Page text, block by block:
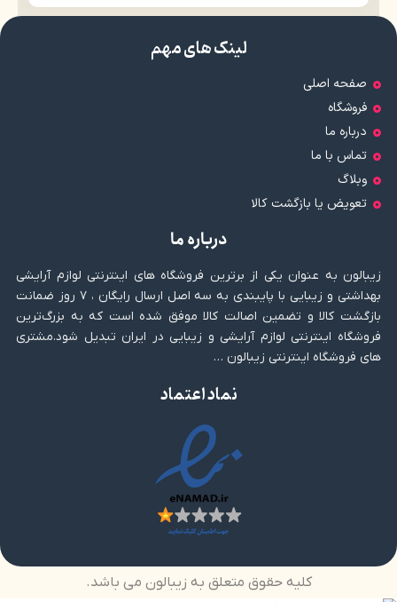
لینک های مهم
صفحه اصلی
فروشگاه
درباره ما
تماس با ما
وبلاگ
تعویض یا بازگشت کالا
درباره ما
زیبالون به عنوان یکی از برترین فروشگاه های اینترنتی لوازم آرایشی
بهداشتی و زیبایی با پایبندی به سه اصل ارسال رایگان ، ۷ روز ضمانت
بازگشت کالا و تضمین اصالت کالا موفق شده است که به بزرگ‌ترین
فروشگاه اینترنتی لوازم آرایشی و زیبایی در ایران تبدیل شود.مشتری
های فروشگاه اینترنتی زیبالون …
نماد اعتماد
کلیه حقوق متعلق به زیبالون می باشد.